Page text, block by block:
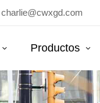
charlie@cwxgd.com
Productos